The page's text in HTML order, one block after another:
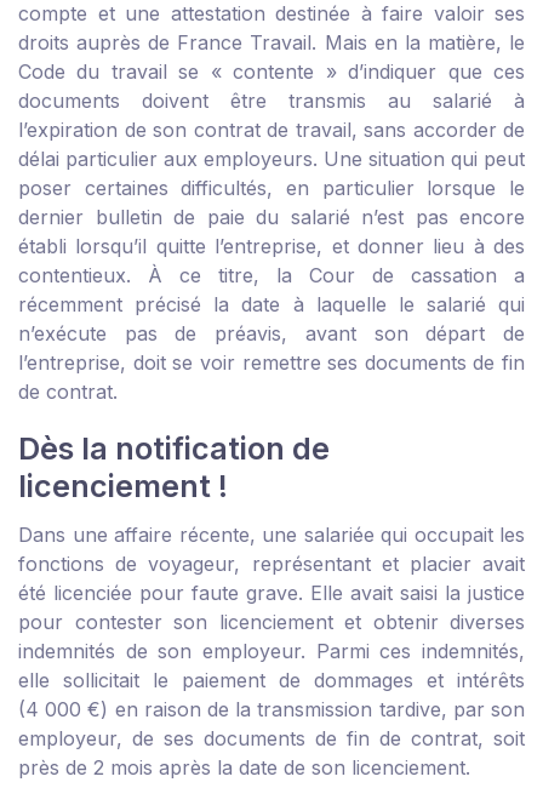
compte et une attestation destinée à faire valoir ses
droits auprès de France Travail. Mais en la matière, le
Code du travail se « contente » d’indiquer que ces
documents doivent être transmis au salarié à
l’expiration de son contrat de travail, sans accorder de
délai particulier aux employeurs. Une situation qui peut
poser certaines difficultés, en particulier lorsque le
dernier bulletin de paie du salarié n’est pas encore
établi lorsqu’il quitte l’entreprise, et donner lieu à des
contentieux. À ce titre, la Cour de cassation a
récemment précisé la date à laquelle le salarié qui
n’exécute pas de préavis, avant son départ de
l’entreprise, doit se voir remettre ses documents de fin
de contrat.
Dès la notification de
licenciement !
Dans une affaire récente, une salariée qui occupait les
fonctions de voyageur, représentant et placier avait
été licenciée pour faute grave. Elle avait saisi la justice
pour contester son licenciement et obtenir diverses
indemnités de son employeur. Parmi ces indemnités,
elle sollicitait le paiement de dommages et intérêts
(4 000 €) en raison de la transmission tardive, par son
employeur, de ses documents de fin de contrat, soit
près de 2 mois après la date de son licenciement.